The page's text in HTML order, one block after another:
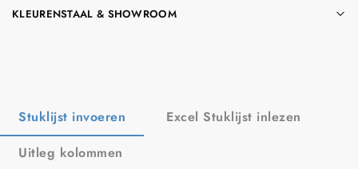
KLEURENSTAAL & SHOWROOM
Stuklijst invoeren
Excel Stuklijst inlezen
Uitleg kolommen